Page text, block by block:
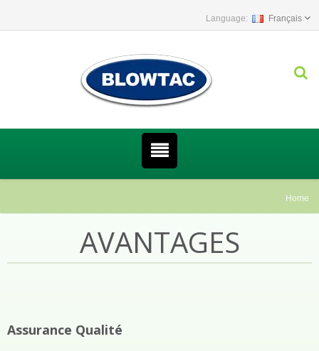
Français
Home
AVANTAGES
Assurance Qualité